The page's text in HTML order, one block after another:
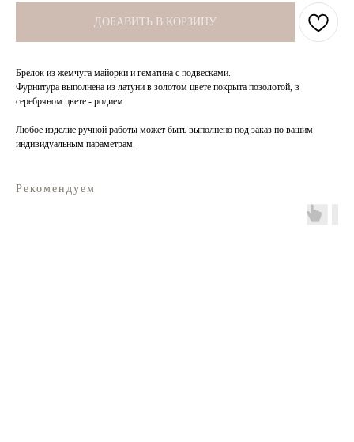
ДОБАВИТЬ В КОРЗИНУ
Брелок из жемчуга майорки и гематина с подвесками.
Фурнитура выполнена из латуни в золотом цвете покрыта позолотой, в
серебряном цвете - родием.
Любое изделие ручной работы может быть выполнено под заказ по вашим
индивидуальным параметрам.
Рекомендуем